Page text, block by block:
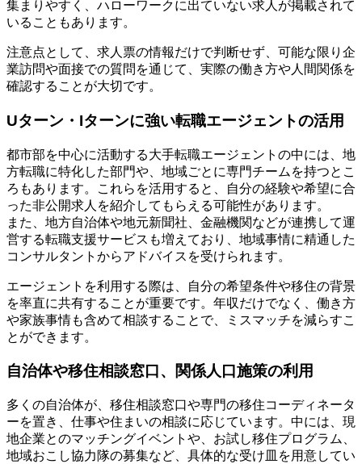
集まりやすく、ハローワークに出ていない求人が掲載されて
いることもあります。
注意点として、求人票の情報だけで判断せず、可能な限り企
業訪問や面接での質問を通じて、実際の働き方や人間関係を
確認することが大切です。
Uターン・Iターンに強い転職エージェントの活用
都市部を中心に活動する大手転職エージェントの中には、地
方転職に特化した部門や、地域ごとに専門チームを持つとこ
ろもあります。これらを活用すると、自分の経験や希望に合
った非公開求人を紹介してもらえる可能性があります。
また、地方自治体や地元新聞社、金融機関などが連携して運
営する転職支援サービスも増えており、地域事情に精通した
コンサルタントからアドバイスを受けられます。
エージェントを利用する際は、自分の希望条件や移住の背景
を率直に共有することが重要です。年収だけでなく、働き方
や家族事情も含めて相談することで、ミスマッチを減らすこ
とができます。
自治体や移住相談窓口、関係人口施策の利用
多くの自治体が、移住相談窓口や専門の移住コーディネータ
ーを置き、仕事や住まいの相談に応じています。中には、現
地企業とのマッチングイベントや、お試し移住プログラム、
地域おこし協力隊の募集など、具体的な受け皿を用意してい